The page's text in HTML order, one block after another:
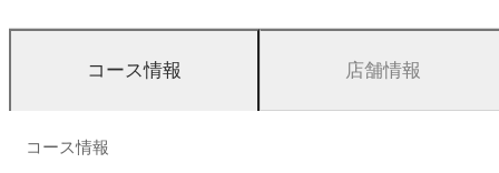
コース情報 店舗情報
コース情報